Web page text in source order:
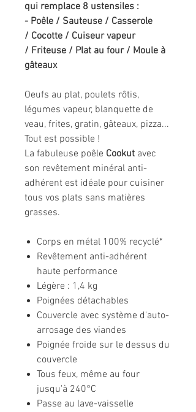
qui remplace 8 ustensiles :
- Poêle / Sauteuse / Casserole
/ Cocotte / Cuiseur vapeur
/ Friteuse / Plat au four / Moule à
gâteaux
Oeufs au plat, poulets rôtis,
légumes vapeur, blanquette de
veau, frites, gratin, gâteaux, pizza...
Tout est possible !
La fabuleuse poêle Cookut avec
son revêtement minéral anti-
adhérent est idéale pour cuisiner
tous vos plats sans matières
grasses.
Corps en métal 100% recyclé*
Revêtement anti-adhérent
haute performance
Légère : 1,4 kg
Poignées détachables
Couvercle avec système d'auto-
arrosage des viandes
Poignée froide sur le dessus du
couvercle
Tous feux, même au four
jusqu'à 240°C
Passe au lave-vaisselle